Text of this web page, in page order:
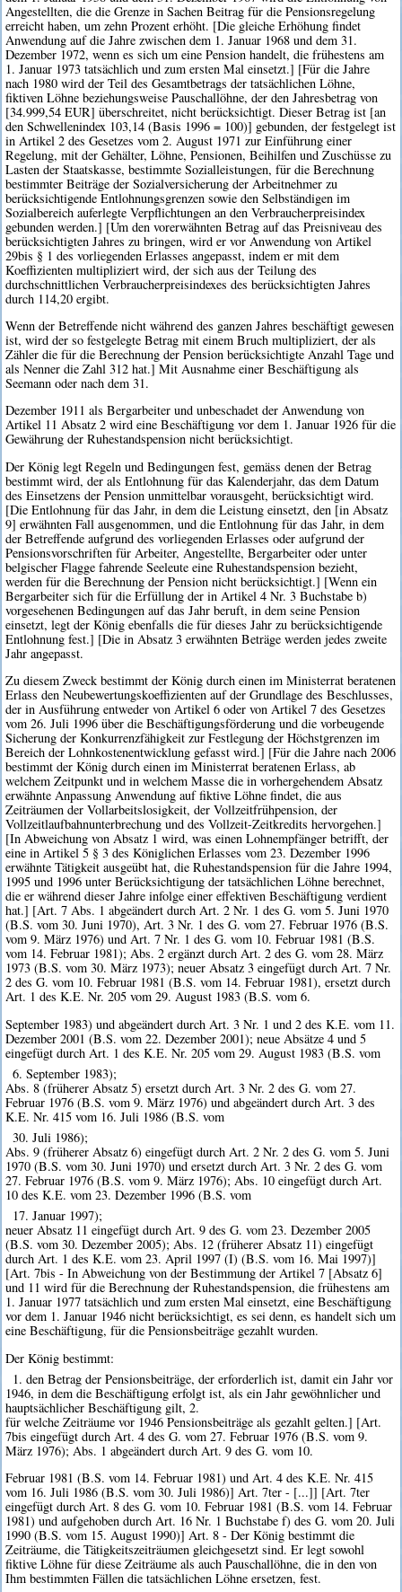
Angestellten, die die Grenze in Sachen Beitrag für die Pensionsregelung
erreicht haben, um zehn Prozent erhöht. [Die gleiche Erhöhung findet
Anwendung auf die Jahre zwischen dem 1. Januar 1968 und dem 31.
Dezember 1972, wenn es sich um eine Pension handelt, die frühestens am
1. Januar 1973 tatsächlich und zum ersten Mal einsetzt.] [Für die Jahre
nach 1980 wird der Teil des Gesamtbetrags der tatsächlichen Löhne,
fiktiven Löhne beziehungsweise Pauschallöhne, der den Jahresbetrag von
[34.999,54 EUR] überschreitet, nicht berücksichtigt. Dieser Betrag ist [an
den Schwellenindex 103,14 (Basis 1996 = 100)] gebunden, der festgelegt ist
in Artikel 2 des Gesetzes vom 2. August 1971 zur Einführung einer
Regelung, mit der Gehälter, Löhne, Pensionen, Beihilfen und Zuschüsse zu
Lasten der Staatskasse, bestimmte Sozialleistungen, für die Berechnung
bestimmter Beiträge der Sozialversicherung der Arbeitnehmer zu
berücksichtigende Entlohnungsgrenzen sowie den Selbständigen im
Sozialbereich auferlegte Verpflichtungen an den Verbraucherpreisindex
gebunden werden.] [Um den vorerwähnten Betrag auf das Preisniveau des
berücksichtigten Jahres zu bringen, wird er vor Anwendung von Artikel
29bis § 1 des vorliegenden Erlasses angepasst, indem er mit dem
Koeffizienten multipliziert wird, der sich aus der Teilung des
durchschnittlichen Verbraucherpreisindexes des berücksichtigten Jahres
durch 114,20 ergibt.
Wenn der Betreffende nicht während des ganzen Jahres beschäftigt gewesen
ist, wird der so festgelegte Betrag mit einem Bruch multipliziert, der als
Zähler die für die Berechnung der Pension berücksichtigte Anzahl Tage und
als Nenner die Zahl 312 hat.] Mit Ausnahme einer Beschäftigung als
Seemann oder nach dem 31.
Dezember 1911 als Bergarbeiter und unbeschadet der Anwendung von
Artikel 11 Absatz 2 wird eine Beschäftigung vor dem 1. Januar 1926 für die
Gewährung der Ruhestandspension nicht berücksichtigt.
Der König legt Regeln und Bedingungen fest, gemäss denen der Betrag
bestimmt wird, der als Entlohnung für das Kalenderjahr, das dem Datum
des Einsetzens der Pension unmittelbar vorausgeht, berücksichtigt wird.
[Die Entlohnung für das Jahr, in dem die Leistung einsetzt, den [in Absatz
9] erwähnten Fall ausgenommen, und die Entlohnung für das Jahr, in dem
der Betreffende aufgrund des vorliegenden Erlasses oder aufgrund der
Pensionsvorschriften für Arbeiter, Angestellte, Bergarbeiter oder unter
belgischer Flagge fahrende Seeleute eine Ruhestandspension bezieht,
werden für die Berechnung der Pension nicht berücksichtigt.] [Wenn ein
Bergarbeiter sich für die Erfüllung der in Artikel 4 Nr. 3 Buchstabe b)
vorgesehenen Bedingungen auf das Jahr beruft, in dem seine Pension
einsetzt, legt der König ebenfalls die für dieses Jahr zu berücksichtigende
Entlohnung fest.] [Die in Absatz 3 erwähnten Beträge werden jedes zweite
Jahr angepasst.
Zu diesem Zweck bestimmt der König durch einen im Ministerrat beratenen
Erlass den Neubewertungskoeffizienten auf der Grundlage des Beschlusses,
der in Ausführung entweder von Artikel 6 oder von Artikel 7 des Gesetzes
vom 26. Juli 1996 über die Beschäftigungsförderung und die vorbeugende
Sicherung der Konkurrenzfähigkeit zur Festlegung der Höchstgrenzen im
Bereich der Lohnkostenentwicklung gefasst wird.] [Für die Jahre nach 2006
bestimmt der König durch einen im Ministerrat beratenen Erlass, ab
welchem Zeitpunkt und in welchem Masse die in vorhergehendem Absatz
erwähnte Anpassung Anwendung auf fiktive Löhne findet, die aus
Zeiträumen der Vollarbeitslosigkeit, der Vollzeitfrühpension, der
Vollzeitlaufbahnunterbrechung und des Vollzeit-Zeitkredits hervorgehen.]
[In Abweichung von Absatz 1 wird, was einen Lohnempfänger betrifft, der
eine in Artikel 5 § 3 des Königlichen Erlasses vom 23. Dezember 1996
erwähnte Tätigkeit ausgeübt hat, die Ruhestandspension für die Jahre 1994,
1995 und 1996 unter Berücksichtigung der tatsächlichen Löhne berechnet,
die er während dieser Jahre infolge einer effektiven Beschäftigung verdient
hat.] [Art. 7 Abs. 1 abgeändert durch Art. 2 Nr. 1 des G. vom 5. Juni 1970
(B.S. vom 30. Juni 1970), Art. 3 Nr. 1 des G. vom 27. Februar 1976 (B.S.
vom 9. März 1976) und Art. 7 Nr. 1 des G. vom 10. Februar 1981 (B.S.
vom 14. Februar 1981); Abs. 2 ergänzt durch Art. 2 des G. vom 28. März
1973 (B.S. vom 30. März 1973); neuer Absatz 3 eingefügt durch Art. 7 Nr.
2 des G. vom 10. Februar 1981 (B.S. vom 14. Februar 1981), ersetzt durch
Art. 1 des K.E. Nr. 205 vom 29. August 1983 (B.S. vom 6.
September 1983) und abgeändert durch Art. 3 Nr. 1 und 2 des K.E. vom 11.
Dezember 2001 (B.S. vom 22. Dezember 2001); neue Absätze 4 und 5
eingefügt durch Art. 1 des K.E. Nr. 205 vom 29. August 1983 (B.S. vom
6. September 1983);
Abs. 8 (früherer Absatz 5) ersetzt durch Art. 3 Nr. 2 des G. vom 27.
Februar 1976 (B.S. vom 9. März 1976) und abgeändert durch Art. 3 des
K.E. Nr. 415 vom 16. Juli 1986 (B.S. vom
30. Juli 1986);
Abs. 9 (früherer Absatz 6) eingefügt durch Art. 2 Nr. 2 des G. vom 5. Juni
1970 (B.S. vom 30. Juni 1970) und ersetzt durch Art. 3 Nr. 2 des G. vom
27. Februar 1976 (B.S. vom 9. März 1976); Abs. 10 eingefügt durch Art.
10 des K.E. vom 23. Dezember 1996 (B.S. vom
17. Januar 1997);
neuer Absatz 11 eingefügt durch Art. 9 des G. vom 23. Dezember 2005
(B.S. vom 30. Dezember 2005); Abs. 12 (früherer Absatz 11) eingefügt
durch Art. 1 des K.E. vom 23. April 1997 (I) (B.S. vom 16. Mai 1997)]
[Art. 7bis - In Abweichung von der Bestimmung der Artikel 7 [Absatz 6]
und 11 wird für die Berechnung der Ruhestandspension, die frühestens am
1. Januar 1977 tatsächlich und zum ersten Mal einsetzt, eine Beschäftigung
vor dem 1. Januar 1946 nicht berücksichtigt, es sei denn, es handelt sich um
eine Beschäftigung, für die Pensionsbeiträge gezahlt wurden.
Der König bestimmt:
1. den Betrag der Pensionsbeiträge, der erforderlich ist, damit ein Jahr vor
1946, in dem die Beschäftigung erfolgt ist, als ein Jahr gewöhnlicher und
hauptsächlicher Beschäftigung gilt, 2.
für welche Zeiträume vor 1946 Pensionsbeiträge als gezahlt gelten.] [Art.
7bis eingefügt durch Art. 4 des G. vom 27. Februar 1976 (B.S. vom 9.
März 1976); Abs. 1 abgeändert durch Art. 9 des G. vom 10.
Februar 1981 (B.S. vom 14. Februar 1981) und Art. 4 des K.E. Nr. 415
vom 16. Juli 1986 (B.S. vom 30. Juli 1986)] Art. 7ter - [...]] [Art. 7ter
eingefügt durch Art. 8 des G. vom 10. Februar 1981 (B.S. vom 14. Februar
1981) und aufgehoben durch Art. 16 Nr. 1 Buchstabe f) des G. vom 20. Juli
1990 (B.S. vom 15. August 1990)] Art. 8 - Der König bestimmt die
Zeiträume, die Tätigkeitszeiträumen gleichgesetzt sind. Er legt sowohl
fiktive Löhne für diese Zeiträume als auch Pauschallöhne, die in den von
Ihm bestimmten Fällen die tatsächlichen Löhne ersetzen, fest.